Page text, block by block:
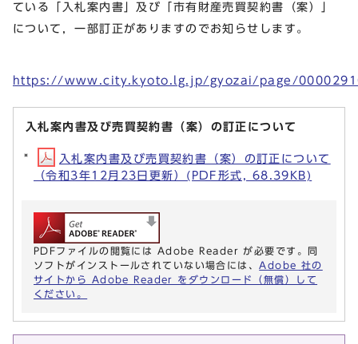
ている「入札案内書」及び「市有財産売買契約書（案）」
について，一部訂正がありますのでお知らせします。
https://www.city.kyoto.lg.jp/gyozai/page/
入札案内書及び売買契約書（案）の訂正について
入札案内書及び売買契約書（案）の訂正について
（令和3年12月23日更新）(PDF形式, 68.39KB)
PDFファイルの閲覧には Adobe Reader が必要です。同
ソフトがインストールされていない場合には、 Adobe 社の
サイトから Adobe Reader をダウンロード（無償）して
ください。